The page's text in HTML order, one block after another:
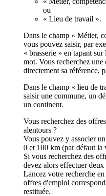
ou
« Lieu de travail ».
Dans le champ « Métier,
vous pouvez saisir, par
« brasserie » en tapant
mot. Vous recherchez une
directement sa référence,
Dans le champ « lieu de
saisir une commune, un
un continent.
Vous recherchez des
alentours ?
Vous pouvez y associer
0 et 100 km (par défaut la
Si vous recherchez des
devez alors effectuer deux
Lancez votre recherche
offres d'emploi
restituée.